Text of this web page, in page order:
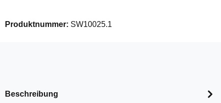
Produktnummer: SW10025.1
Beschreibung